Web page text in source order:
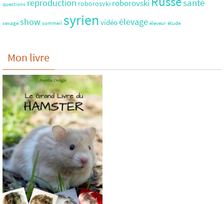
questions reproduction roborosvki roborovski
sexage show sommeil syrien vidéoélevage éleveur étude
Mon livre